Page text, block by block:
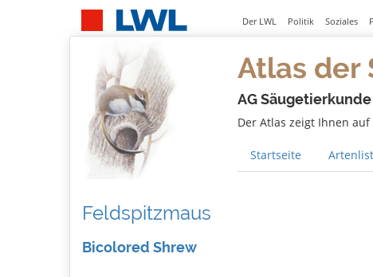
Der LWL Politik Soziales
Atlas der
AG
Der Atlas zeigt Ihnen
Startseite
Feldspitzmaus
Bicolored Shrew